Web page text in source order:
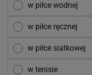
w piłce wodnej
w piłce ręcznej
w piłce siatkowej
w tenisie